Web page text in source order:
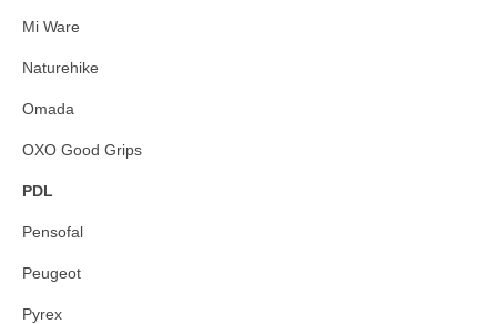
Mi Ware
Naturehike
Omada
OXO Good Grips
PDL
Pensofal
Peugeot
Pyrex